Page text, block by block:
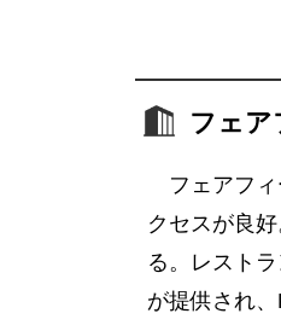
フェア
フェアフ
クセスが良
る。レスト
が提供され